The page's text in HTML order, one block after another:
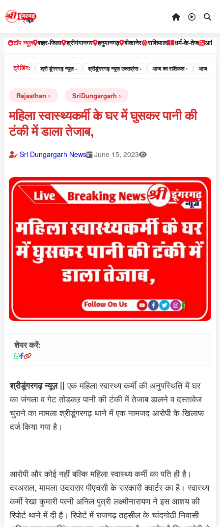
टॉप न्यूज़ शहर-जिला श्रीगंगानगर हनुमानगढ़ बीकानेर राशिफल धर्म-के-तेज
ट्रेडिंग:
न्यूज़ › श्री डूंगरगढ़ न्यूज़ › श्रीडूंगरगढ़ न्यूज़ एक्सप्रेस › आज का राशिफल › आज का पंचांग
Rajasthan SriDungargarh
महिला स्वास्थ्यकर्मी के घर में घुसकर पानी की
टंकी में डाला तेजाब,
Sri Dungargarh News June 15, 2023
शेयर करें:
श्रीडूंगरगढ़ न्यूज़ || एक महिला स्वास्थ्य कर्मी की अनुपस्थिति में घर
का जंगला व गेट तोडकऱ पानी की टंकी में तेजाब डालने व दस्तावेज
चुराने का मामला श्रीडूंगरगढ़ थाने में एक नामजद आरोपी के खिलाफ
दर्ज किया गया है।
आरोपी और कोई नहीं बल्कि महिला स्वास्थ्य कर्मी का पति ही है।
दरअसल, मामला उदरासर पीएचसी के सरकारी क्वार्टर का है। स्वास्थ्य
कर्मी रेखा कुमारी पत्नी अनिल पुत्री लक्ष्मीनारायण ने इस आशय की
रिपोर्ट थाने में दी है। रिपोर्ट में राजगढ़ तहसील के चांदगोठी निवासी